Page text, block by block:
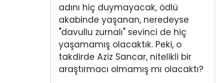
adını hiç duymayacak, ödlü
akabinde yaşanan, neredeyse
"davullu zurnalı" sevinci de hiç
yaşamamış olacaktık. Peki, o
takdirde Aziz Sancar, nitelikli bir
araştırmacı olmamış mı olacaktı?